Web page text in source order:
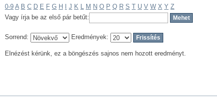
0-9 A B C D E F G H J K L M N O P Q R S T U V W X Y Z
Vagy írja be az első pár betűt:
Sorrend: Eredmények:
Elnézést kérünk, ez a böngészés sajnos nem hozott eredményt.